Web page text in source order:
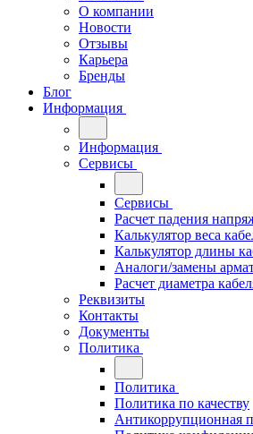
О компании
Новости
Отзывы
Карьера
Бренды
Блог
Информация
Информация
Сервисы
Сервисы
Расчет падения
Калькулятор веса
Калькулятор длины
Аналоги/замены
Расчет диаметра
Реквизиты
Контакты
Документы
Политика
Политика
Политика по качеству
Антикоррупционная